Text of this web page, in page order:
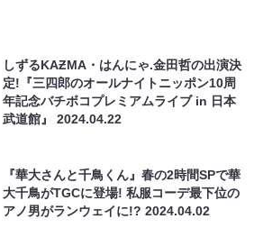
しずるKAƵMA・はんにゃ.金田哲の出演決
定!『三四郎のオールナイトニッポン10周
年記念バチボコプレミアムライブ in 日本
武道館』2024.04.22
『華大さんと千鳥くん』春の2時間SPで華
大千鳥がTGCに登場! 私服コーデ最下位の
アノ男がランウェイに!?2024.04.02